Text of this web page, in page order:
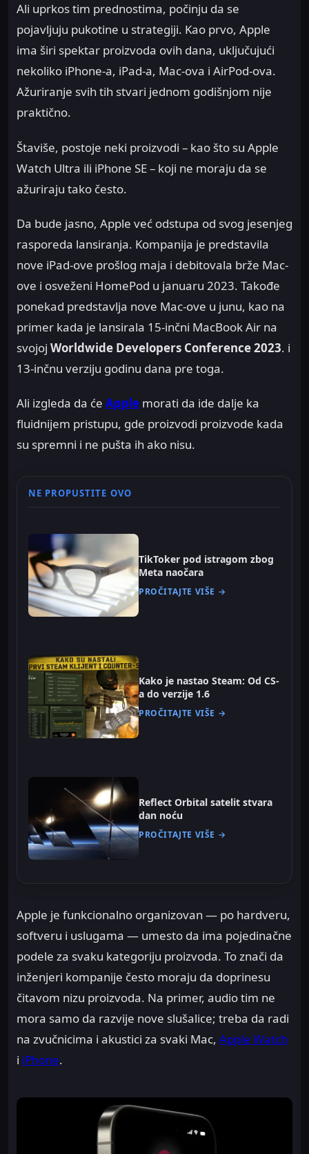
Ali uprkos tim prednostima, počinju da se
pojavljuju pukotine u strategiji. Kao prvo, Apple
ima širi spektar proizvoda ovih dana, uključujući
nekoliko iPhone-a, iPad-a, Mac-ova i AirPod-ova.
Ažuriranje svih tih stvari jednom godišnjom nije
praktično.
Štaviše, postoje neki proizvodi – kao što su Apple
Watch Ultra ili iPhone SE – koji ne moraju da se
ažuriraju tako često.
Da bude jasno, Apple već odstupa od svog jesenjeg
rasporeda lansiranja. Kompanija je predstavila
nove iPad-ove prošlog maja i debitovala brže Mac-
ove i osveženi HomePod u januaru 2023. Takođe
ponekad predstavlja nove Mac-ove u junu, kao na
primer kada je lansirala 15-inčni MacBook Air na
svojoj Worldwide Developers Conference 2023. i
13-inčnu verziju godinu dana pre toga.
Ali izgleda da će Apple morati da ide dalje ka
fluidnijem pristupu, gde proizvodi proizvode kada
su spremni i ne pušta ih ako nisu.
NE PROPUSTITE OVO
TikToker pod istragom zbog
Meta naočara
PROČITAJTE VIŠE →
Kako je nastao Steam: Od CS-
a do verzije 1.6
PROČITAJTE VIŠE →
Reflect Orbital satelit stvara
dan noću
PROČITAJTE VIŠE →
Apple je funkcionalno organizovan — po hardveru,
softveru i uslugama — umesto da ima pojedinačne
podele za svaku kategoriju proizvoda. To znači da
inženjeri kompanije često moraju da doprinesu
čitavom nizu proizvoda. Na primer, audio tim ne
mora samo da razvije nove slušalice; treba da radi
na zvučnicima i akustici za svaki Mac, Apple Watch
i iPhone.